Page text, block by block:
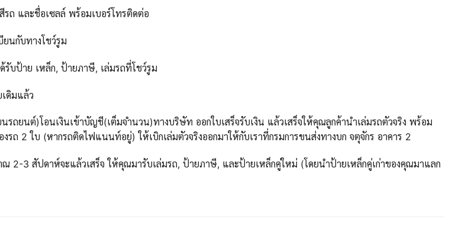
รถ และชื่อเซลล์ พร้อมเบอร์โทรติดต่อ
ยนกับทางโชว์รูม
บป้าย เหล็ก, ป้ายภาษี, เล่มรถที่โชว์รูม
ดิมแล้ว
รถยนต์)โอนเงินเข้าบัญชี(เต็มจำนวน)ทางบริษัท ออกใบเสร็จรับเงิน แล้วเสร็จให้คุณลูกค้านำเล่มรถตัวจริง พร้อม
รถ 2 ใบ (หากรถติดไฟแนนท์อยู่) ให้เบิกเล่มตัวจริงออกมาให้กับเราที่กรมการขนส่งทางบก จตุจักร อาคาร 2
2-3 สัปดาห์จะแล้วเสร็จ ให้คุณมารับเล่มรถ, ป้ายภาษี, และป้ายเหล็กคู่ใหม่ (โดยนำป้ายเหล็กคู่เก่าของคุณมาแลก